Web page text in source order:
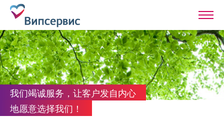
我们竭诚服务，让客户发自内心
地愿意选择我们！